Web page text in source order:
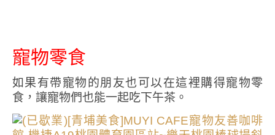
寵物零食
如果有帶寵物的朋友也可以在這裡購得寵物零
食，讓寵物們也能一起吃下午茶。